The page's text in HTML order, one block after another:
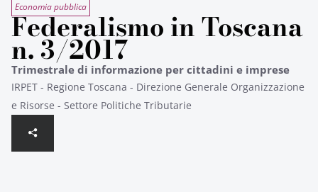
Economia pubblica
Federalismo in Toscana
n. 3/2017
Trimestrale di informazione per cittadini e imprese
IRPET - Regione Toscana - Direzione Generale Organizzazione
e Risorse - Settore Politiche Tributarie